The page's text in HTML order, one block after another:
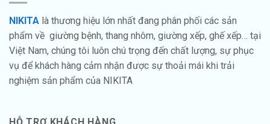
NIKITA là thương hiệu lớn nhất đang phân phối các sản
phẩm về giường bệnh, thang nhôm, giường xếp, ghế xếp… tại
Việt Nam, chúng tôi luôn chú trọng đến chất lượng, sự phục
vụ để khách hàng cảm nhận được sự thoải mái khi trải
nghiệm sản phẩm của NIKITA